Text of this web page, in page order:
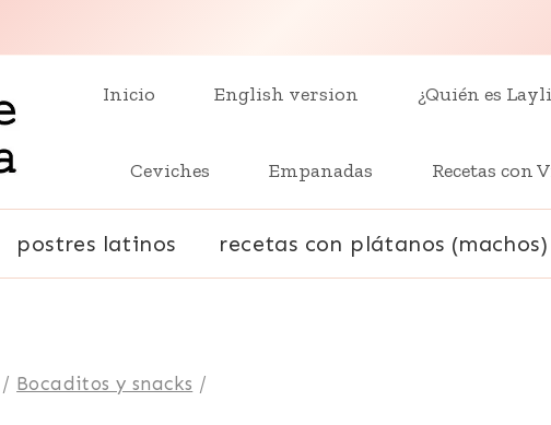
Inicio English version ¿Quién es
Ceviches Empanadas Recetas con
postres latinos recetas con plátanos (machos)
/ Bocaditos y snacks /